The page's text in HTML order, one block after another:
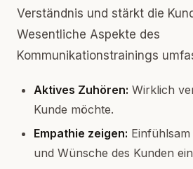
Verständnis und stärkt die
Wesentliche Aspekte des
Kommunikationstrainings
Aktives Zuhören: Wirklich
Kunde möchte.
Empathie zeigen:
und Wünsche des Kunden